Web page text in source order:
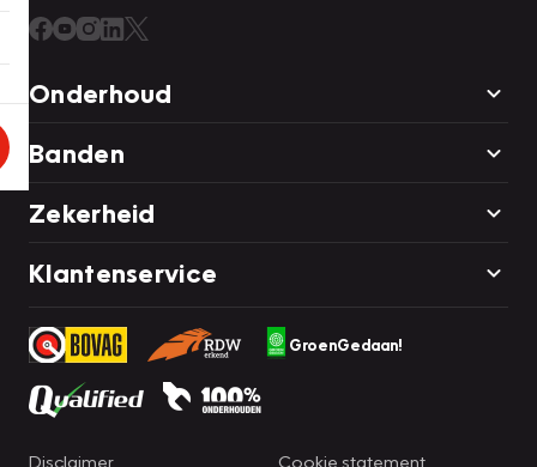
Onderhoud
Banden
Zekerheid
Klantenservice
GroenGedaan!
Disclaimer Cookie statement